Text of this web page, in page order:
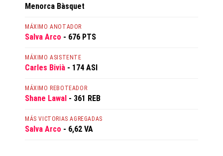
Menorca Bàsquet
MÁXIMO ANOTADOR
Salva Arco - 676 PTS
MÁXIMO ASISTENTE
Carles Bivià - 174 ASI
MÁXIMO REBOTEADOR
Shane Lawal - 361 REB
MÁS VICTORIAS AGREGADAS
Salva Arco - 6,62 VA